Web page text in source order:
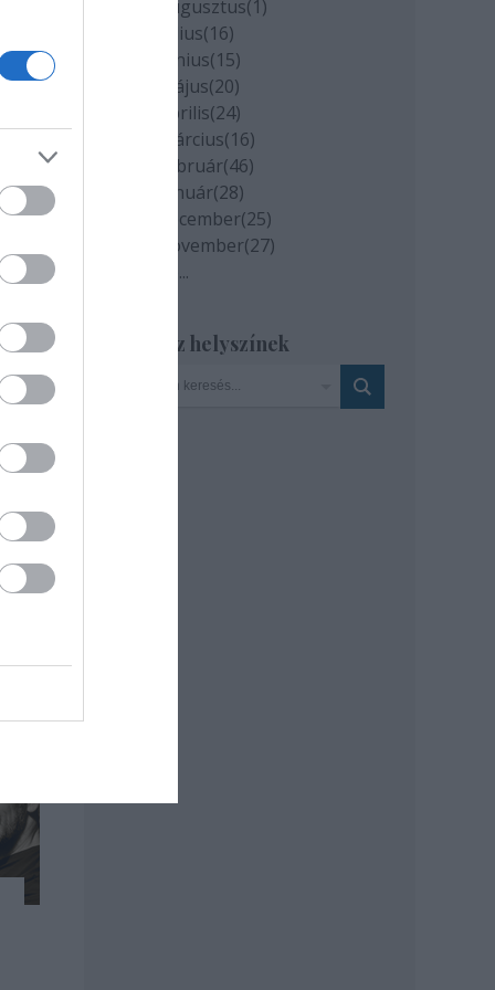
2020 augusztus(1)
2020 július(16)
2020 június(15)
2020 május(20)
2020 április(24)
2020 március(16)
2020 február(46)
2020 január(28)
2019 december(25)
2019 november(27)
...
Szinház helyszínek